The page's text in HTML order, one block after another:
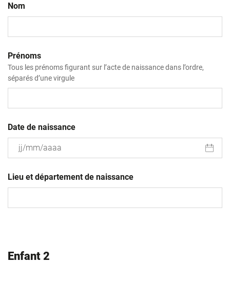
Nom
Prénoms
Tous les prénoms figurant sur l’acte de naissance dans l’ordre,
séparés d’une virgule
Date de naissance
slash
MM
Lieu et département de naissance
Enfant 2